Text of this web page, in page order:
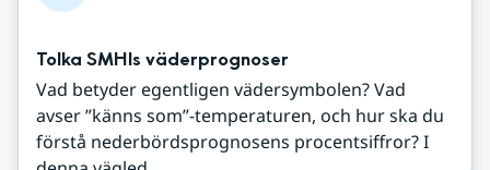
Tolka SMHIs väderprognoser
Vad betyder egentligen vädersymbolen? Vad
avser ”känns som”-temperaturen, och hur ska du
förstå nederbördsprognosens procentsiffror? I